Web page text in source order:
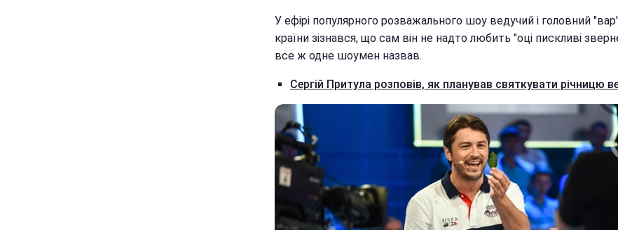
У ефірі популярного розважального шоу ведучий і головний
країни зізнався, що сам він не надто любить "оці пискливі
все ж одне шоумен назвав.
Сергій Притула розповів, як планував святкувати річницю